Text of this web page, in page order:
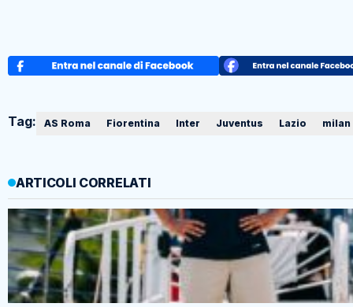
Tag: AS Roma Fiorentina Inter Juventus Lazio milan
ARTICOLI CORRELATI